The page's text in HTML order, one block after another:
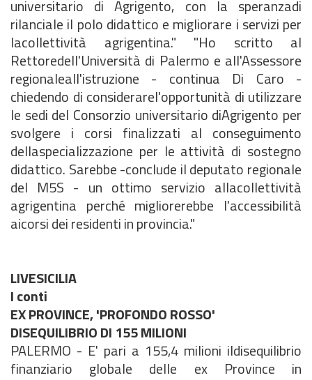
universitario di Agrigento, con la speranzadi
rilanciale il polo didattico e migliorare i servizi per
lacollettività agrigentina." "Ho scritto al
Rettoredell'Università di Palermo e all'Assessore
regionaleall'istruzione - continua Di Caro -
chiedendo di considerarel'opportunità di utilizzare
le sedi del Consorzio universitario diAgrigento per
svolgere i corsi finalizzati al conseguimento
dellaspecializzazione per le attività di sostegno
didattico. Sarebbe -conclude il deputato regionale
del M5S - un ottimo servizio allacollettività
agrigentina perché migliorerebbe l'accessibilità
aicorsi dei residenti in provincia."
LIVESICILIA
I conti
EX PROVINCE, 'PROFONDO ROSSO'
DISEQUILIBRIO DI 155 MILIONI
PALERMO - E' pari a 155,4 milioni ildisequilibrio
finanziario globale delle ex Province in